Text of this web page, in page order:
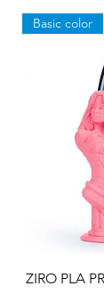
Basic color
ZIRO PLA